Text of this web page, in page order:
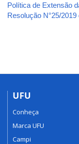
Política de Extensão
Resolução N°25/
UFU
Conheça
Marca UFU
Campi